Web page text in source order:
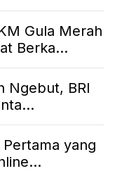
Gula Merah
Berka...
Ngebut, BRI
yang